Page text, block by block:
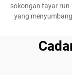
sokongan tayar
yang